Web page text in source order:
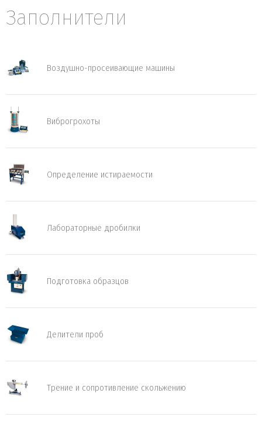
Заполнители
Воздушно-просеивающие машины
Виброгрохоты
Определение истираемости
Лабораторные дробилки
Подготовка образцов
Делители проб
Трение и сопротивление скольжению